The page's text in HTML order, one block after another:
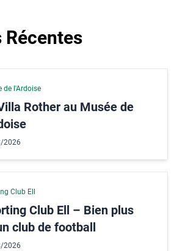
de l'Ardoise
Rother au Musée de
2026
Club Ell
Club Ell – Bien plus
club de football
2026